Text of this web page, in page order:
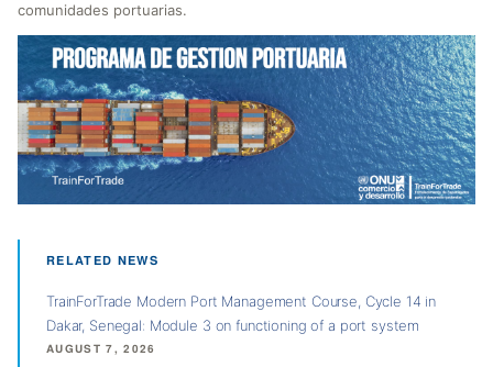
comunidades portuarias.
RELATED NEWS
TrainForTrade Modern Port Management Course, Cycle 14 in
Dakar, Senegal: Module 3 on functioning of a port system
AUGUST 7, 2026